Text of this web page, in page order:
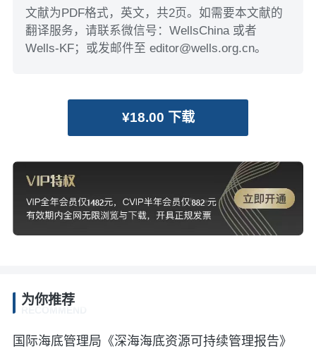
文献为PDF格式，英文，共2页。如需要本文献的
翻译服务，请联系微信号：WellsChina 或者
Wells-KF；或发邮件至 editor@wells.org.cn。
¥18.00 下载
为你推荐
国际海底管理局《深海海底资源可持续管理报告》